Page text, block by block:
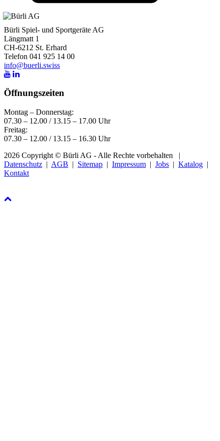
Bürli Spiel- und Sportgeräte AG
Längmatt 1
CH-6212 St. Erhard
Telefon 041 925 14 00
info@buerli.swiss
Öffnungszeiten
Montag – Donnerstag:
07.30 – 12.00 / 13.15 – 17.00 Uhr
Freitag:
07.30 – 12.00 / 13.15 – 16.30 Uhr
2026 Copyright © Bürli AG - Alle Rechte vorbehalten |
Datenschutz | AGB | Sitemap | Impressum | Jobs | Katalog |
Kontakt